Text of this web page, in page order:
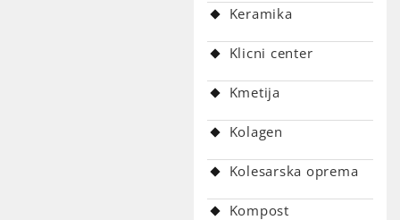
Keramika
Klicni center
Kmetija
Kolagen
Kolesarska oprema
Kompost